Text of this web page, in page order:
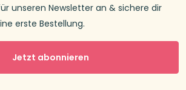
unseren Newsletter an & sichere dir
erste Bestellung.
Jetzt abonnieren